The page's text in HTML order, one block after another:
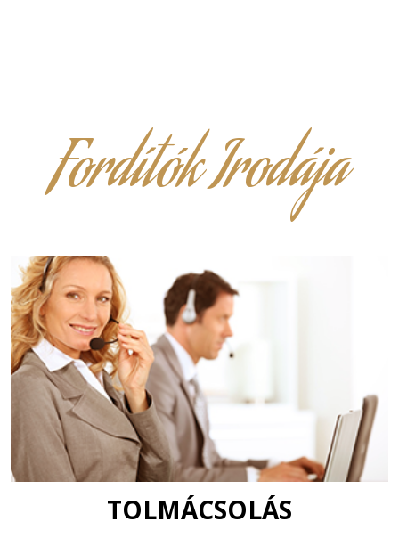
Fordítók Irodája
TOLMÁCSOLÁS